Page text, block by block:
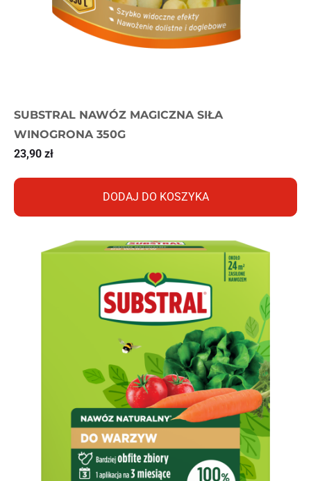
SUBSTRAL NAWÓZ MAGICZNA SIŁA
WINOGRONA 350G
23,90 zł
DODAJ DO KOSZYKA